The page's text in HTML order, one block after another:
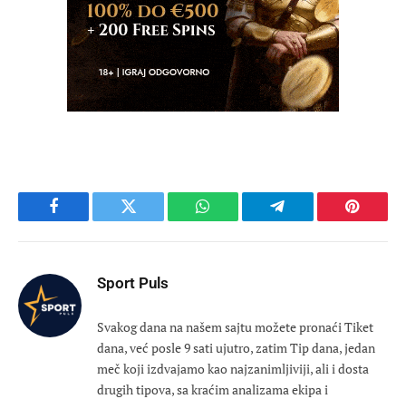
Facebook Twitter WhatsApp Telegram
Sport Puls
Svakog dana na našem sajtu možete pronaći Tiket
dana, već posle 9 sati ujutro, zatim Tip dana, jedan
meč koji izdvajamo kao najzanimljiviji, ali i dosta
drugih tipova, sa kraćim analizama ekipa i